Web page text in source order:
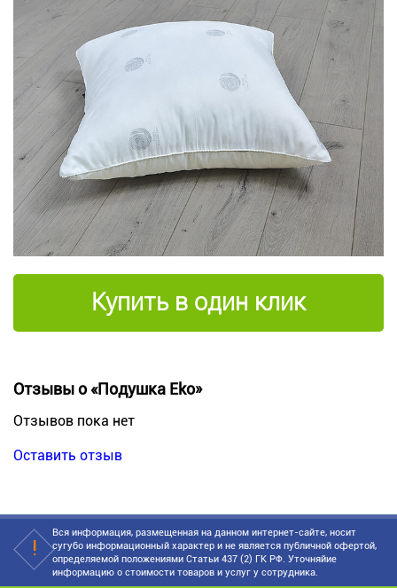
Купить в один клик
Отзывы о «Подушка Eko»
Отзывов пока нет
Оставить отзыв
Вся информация, размещенная на данном интернет-сайте, носит
сугубо информационный характер и не является публичной офертой,
определяемой положениями Статьи 437 (2) ГК РФ. Уточняйие
информацию о стоимости товаров и услуг у сотрудника.